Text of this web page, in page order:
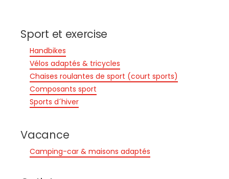
Sport et exercise
Handbikes
Vélos adaptés & tricycles
Chaises roulantes de sport (court sports)
Composants sport
Sports d´hiver
Vacance
Camping-car & maisons adaptés